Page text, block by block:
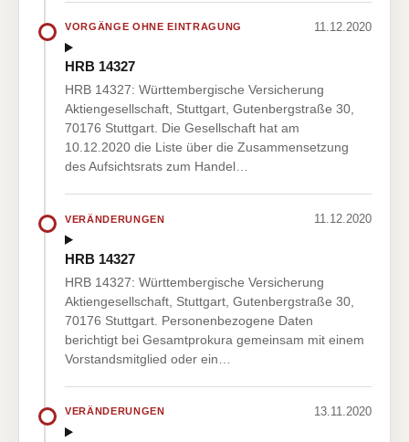
VORGÄNGE OHNE EINTRAGUNG 11.12.2020
HRB 14327
HRB 14327: Württembergische Versicherung
Aktiengesellschaft, Stuttgart, Gutenbergstraße 30,
70176 Stuttgart. Die Gesellschaft hat am
10.12.2020 die Liste über die Zusammensetzung
des Aufsichtsrats zum Handel…
VERÄNDERUNGEN 11.12.2020
HRB 14327
HRB 14327: Württembergische Versicherung
Aktiengesellschaft, Stuttgart, Gutenbergstraße 30,
70176 Stuttgart. Personenbezogene Daten
berichtigt bei Gesamtprokura gemeinsam mit einem
Vorstandsmitglied oder ein…
VERÄNDERUNGEN 13.11.2020